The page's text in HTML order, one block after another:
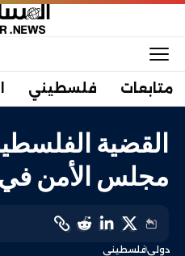
متابعات فلسطيني
القضية
مجلس الأمن
دوليفلسطيني